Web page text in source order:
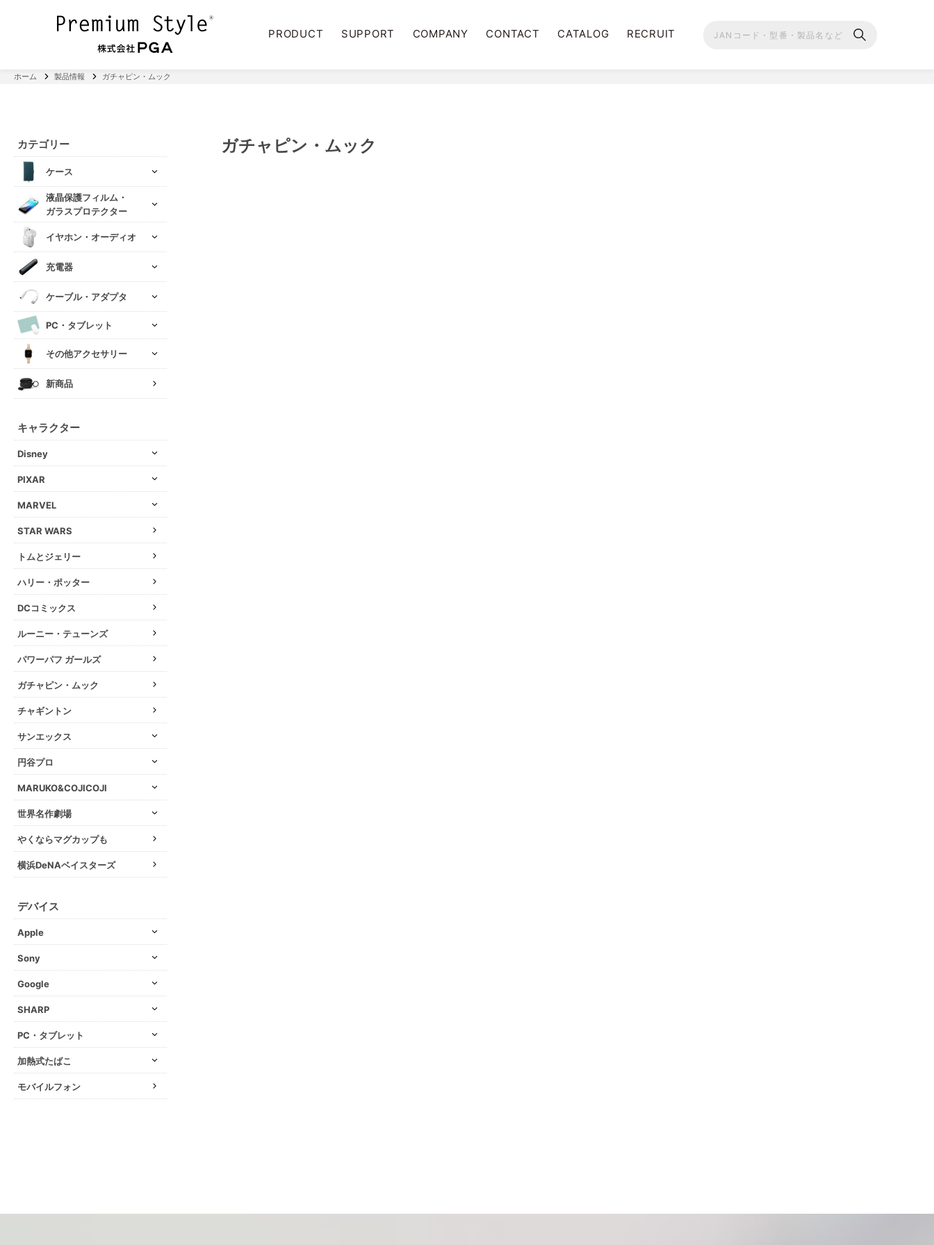
PRODUCT SUPPORT COMPANY CONTACT CATALOG RECRUIT
ホーム 製品情報 ガチャピン・ムック
カテゴリー
ケース
液晶保護フィルム・
ガラスプロテクター
イヤホン・オーディオ
充電器
ケーブル・アダプタ
PC・タブレット
その他アクセサリー
新商品
キャラクター
Disney
PIXAR
MARVEL
STAR WARS
トムとジェリー
ハリー・ポッター
DCコミックス
ルーニー・テューンズ
パワーパフ ガールズ
ガチャピン・ムック
チャギントン
サンエックス
円谷プロ
MARUKO&COJICOJI
世界名作劇場
やくならマグカップも
横浜DeNAベイスターズ
デバイス
Apple
Sony
Google
SHARP
PC・タブレット
加熱式たばこ
モバイルフォン
ガチャピン・ムック